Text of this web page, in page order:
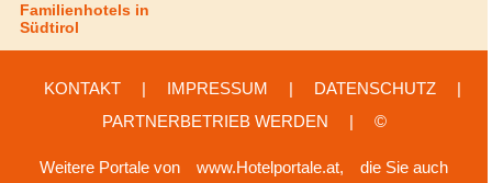
Familienhotels in
Südtirol
KONTAKT | IMPRESSUM | DATENSCHUTZ
|
PARTNERBETRIEB WERDEN
| ©
Weitere Portale von www.Hotelportale.at, die Sie auch